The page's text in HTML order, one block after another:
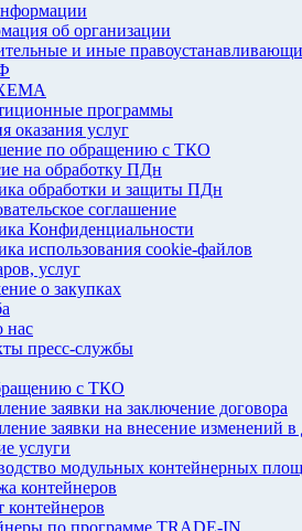
об организации
и иные
программы
оказания услуг
по обращению с ТКО
на обработку ПДн
обработки и защиты ПДн
соглашение
Конфиденциальности
использования cookie-файлов
услуг
о закупках
пресс-службы
с ТКО
заявки на заключение договора
заявки на внесение изменений в
услуги
модульных контейнерных
контейнеров
контейнеров
по программе TRADE-IN